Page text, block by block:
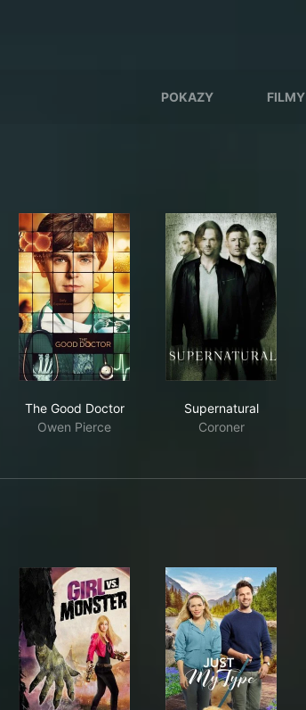
POKAZY FILMY
The Good Doctor
Owen Pierce
Supernatural
Coroner